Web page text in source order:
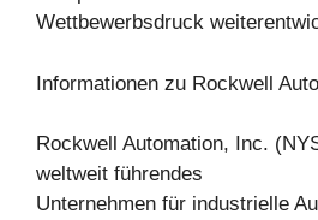
Wettbewerbsdruck
Informationen zu Rockwell
Rockwell Automation, Inc.
weltweit führendes
Unternehmen für industrielle